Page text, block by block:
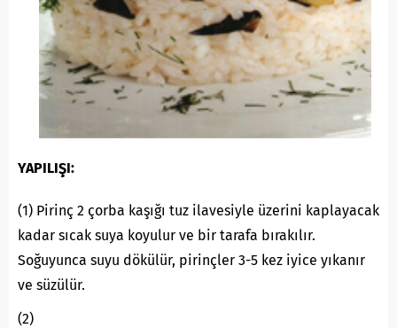
YAPILIŞI:
(1) Pirinç 2 çorba kaşığı tuz ilavesiyle üzerini kaplayacak
kadar sıcak suya koyulur ve bir tarafa bırakılır.
Soğuyunca suyu dökülür, pirinçler 3-5 kez iyice yıkanır
ve süzülür.
(2)